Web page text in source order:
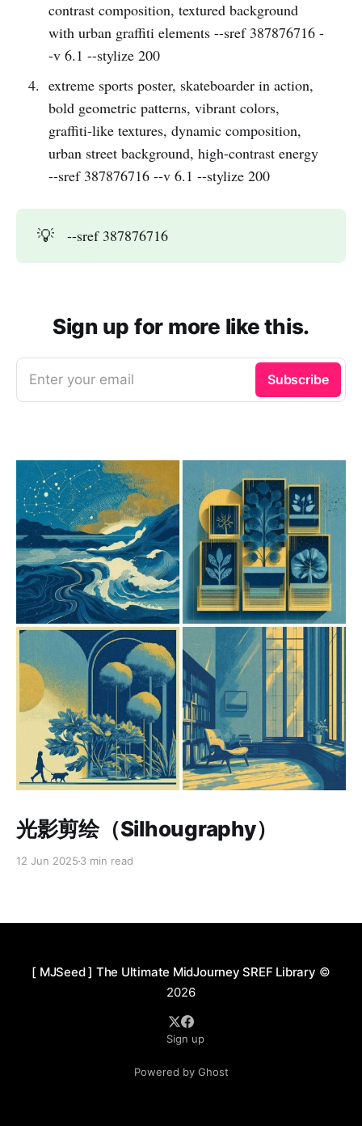
contrast composition, textured background
with urban graffiti elements --sref 387876716 -
-v 6.1 --stylize 200
extreme sports poster, skateboarder in action,
bold geometric patterns, vibrant colors,
graffiti-like textures, dynamic composition,
urban street background, high-contrast energy
--sref 387876716 --v 6.1 --stylize 200
💡 --sref 387876716
Sign up for more like this.
Enter your email Subscribe
光影剪绘（Silhougraphy）
12 Jun 2025 3 min read
[ MJSeed ] The Ultimate MidJourney SREF Library ©
2026
Sign up
Powered by Ghost